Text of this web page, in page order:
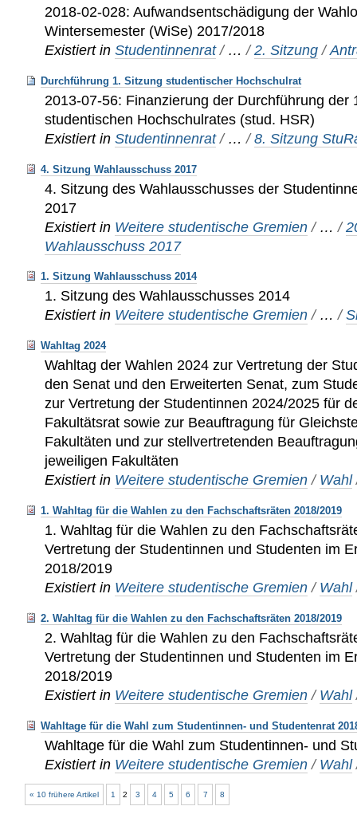
2018-02-028: Aufwandsentschädigung der
Wintersemester (WiSe) 2017/2018
Existiert in Studentinnenrat / …/2. Sitzung /
Durchführung 1. Sitzung studentischer Hochschulrat
2013-07-56: Finanzierung der Durchführung der
studentischen Hochschulrates (stud. HSR)
Existiert in Studentinnenrat / …/8. Sitzung
4. Sitzung Wahlausschuss 2017
4. Sitzung des Wahlausschusses der
2017
Existiert in Weitere studentische Gremien / …/
Wahlausschuss 2017
1. Sitzung Wahlausschuss 2014
1. Sitzung des Wahlausschusses 2014
Existiert in Weitere studentische Gremien / …/
Wahltag 2024
Wahltag der Wahlen 2024 zur Vertretung der
den Senat und den Erweiterten Senat, zum
zur Vertretung der Studentinnen 2024/2025 für
Fakultätsrat sowie zur Beauftragung für
Fakultäten und zur stellvertretenden
jeweiligen Fakultäten
Existiert in Weitere studentische Gremien / Wahl
1. Wahltag für die Wahlen zu den Fachschaftsräten 2018/2019
1. Wahltag für die Wahlen zu den
Vertretung der Studentinnen und Studenten im
2018/2019
Existiert in Weitere studentische Gremien / Wahl
2. Wahltag für die Wahlen zu den Fachschaftsräten 2018/2019
2. Wahltag für die Wahlen zu den
Vertretung der Studentinnen und Studenten im
2018/2019
Existiert in Weitere studentische Gremien / Wahl
Wahltage für die Wahl zum Studentinnen- und Studentenrat
Wahltage für die Wahl zum Studentinnen- und
Existiert in Weitere studentische Gremien / Wahl
« 10 frühere Artikel 1 2 3 4 5 6 7 8